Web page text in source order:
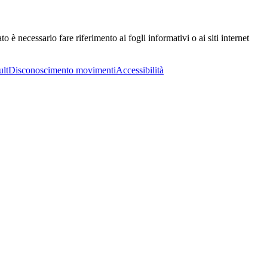
è necessario fare riferimento ai fogli informativi o ai siti internet
Disconoscimento movimentiAccessibilità